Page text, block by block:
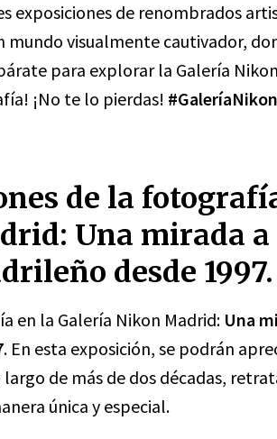
exposiciones de renombrados
visualmente cautivador,
para explorar la Galería
¡No te lo pierdas!
de la
Una mirada a
desde 1997.
en la Galería Nikon Madrid: Una
. En esta exposición, se podrán
de más de dos décadas,
única y especial.